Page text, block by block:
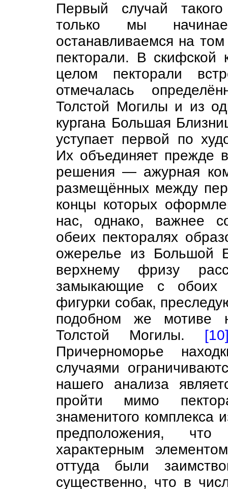
Первый случай
только мы
останавливаемся на
пекторали. В скифской
целом пекторали
отмечалась
Толстой Могилы и из
кургана Большая
уступает первой по
Их объединяет прежде
решения — ажурная
размещённых между
концы которых
нас, однако, важнее
обеих пекторалях
ожерелье из Большой
верхнему фризу
замыкающие с обоих
фигурки собак,
подобном же мотиве
Толстой Могилы.
Причерноморье
случаями
нашего анализа
пройти мимо
знаменитого комплекса
предположения,
характерным
оттуда были
существенно, что в